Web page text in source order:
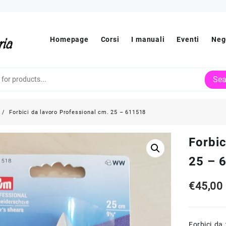
Homepage Corsi I manuali Eventi
Forbici da lavoro Professional cm. 25 – 611518
25 –
€45,00